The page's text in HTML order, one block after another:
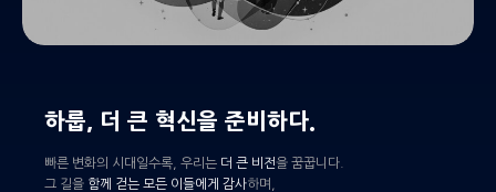
하룹, 더 큰 혁신을 준비하다.
빠른 변화의 시대일수록, 우리는 더 큰 비전을 꿈꿉니다.
그 길을 함께 걷는 모든 이들에게 감사하며,